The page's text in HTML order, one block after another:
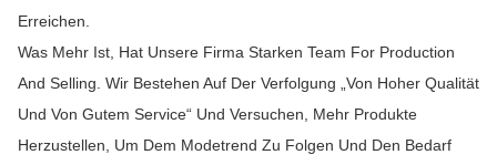
Erreichen.
Was Mehr Ist, Hat Unsere Firma Starken Team For Production
And Selling. Wir Bestehen Auf Der Verfolgung „von Hoher Qualität
Und Von Gutem Service“ Und Versuchen, Mehr Produkte
Herzustellen, Um Dem Modetrend Zu Folgen Und Den Bedarf